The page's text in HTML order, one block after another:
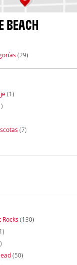
BEACH
(29)
(1)
(7)
Rocks (130)
(50)